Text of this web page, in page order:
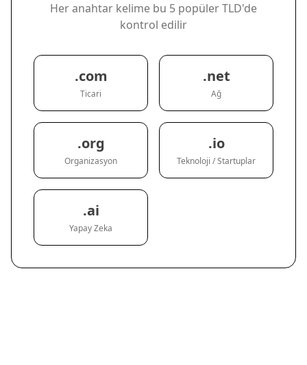
Her anahtar kelime bu 5 popüler TLD'de
kontrol edilir
.com
Ticari
.net
Ağ
.org
Organizasyon
.io
Teknoloji / Startuplar
.ai
Yapay Zeka